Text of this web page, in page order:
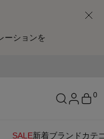
ーションを
SALE新着ブランド カテ
0